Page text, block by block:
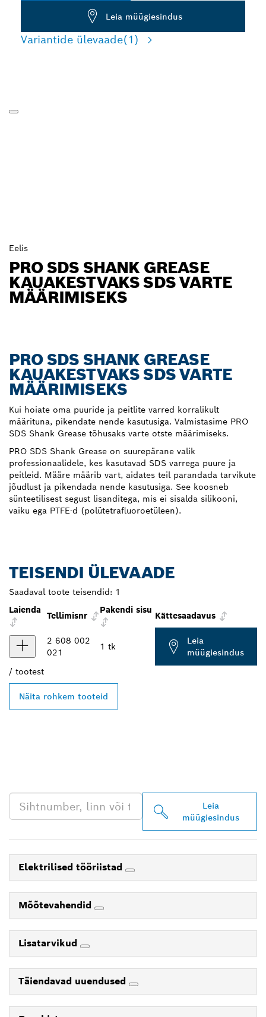
Leia müügiesindus
Variantide ülevaade(1)
Eelis
PRO SDS SHANK GREASE
KAUAKESTVAKS SDS VARTE
MÄÄRIMISEKS
PRO SDS SHANK GREASE
KAUAKESTVAKS SDS VARTE
MÄÄRIMISEKS
Kui hoiate oma puuride ja peitlite varred korralikult
määrituna, pikendate nende kasutusiga. Valmistasime PRO
SDS Shank Grease tõhusaks varte otste määrimiseks.
PRO SDS Shank Grease on suurepärane valik
professionaalidele, kes kasutavad SDS varrega puure ja
peitleid. Määre määrib vart, aidates teil parandada tarvikute
jõudlust ja pikendada nende kasutusiga. See koosneb
sünteetilisest segust lisanditega, mis ei sisalda silikooni,
vaiku ega PTFE-d (polütetrafluoroetüleen).
TEISENDI ÜLEVAADE
Saadaval toote teisendid: 1
Laienda
Tellimisnr
Pakendi sisu
Kättesaadavus
2 608 002
021
1 tk
Leia
müügiesindus
/ tootest
Näita rohkem tooteid
Leia
müügiesindus
Elektrilised tööriistad
Mõõtevahendid
Lisatarvikud
Täiendavad uuendused